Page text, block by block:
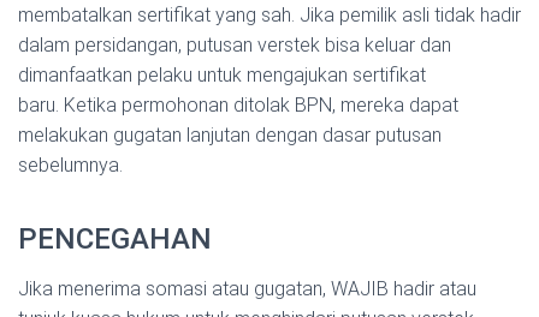
membatalkan sertifikat yang sah. Jika pemilik asli tidak hadir
dalam persidangan, putusan verstek bisa keluar dan
dimanfaatkan pelaku untuk mengajukan sertifikat
baru. Ketika permohonan ditolak BPN, mereka dapat
melakukan gugatan lanjutan dengan dasar putusan
sebelumnya.
PENCEGAHAN
Jika menerima somasi atau gugatan, WAJIB hadir atau